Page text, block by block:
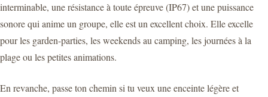
interminable, une résistance à toute épreuve (IP67) et une puissance
sonore qui anime un groupe, elle est un excellent choix. Elle excelle
pour les garden-parties, les weekends au camping, les journées à la
plage ou les petites animations.
En revanche, passe ton chemin si tu veux une enceinte légère et